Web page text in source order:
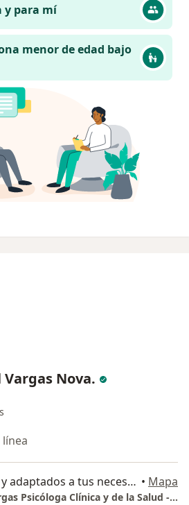
y para mí
menor de edad bajo
Nova.
línea
Horarios flexibles y adaptados a tus necesidades., Barranquilla • Mapa
Dra. Aura Isabel Vargas Psicóloga Clínica y de la Salud - Consulta en línea Barraquilla